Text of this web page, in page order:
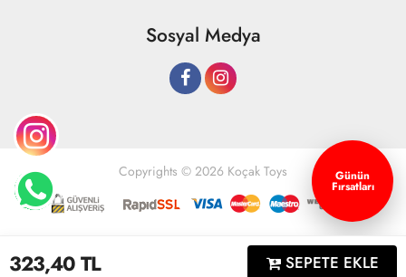
323,40TL SEPETE EKLE
Sosyal Medya
Copyrights © 2026 Koçak Toys
Geliştir - powered by innovation
Günün
Fırsatları